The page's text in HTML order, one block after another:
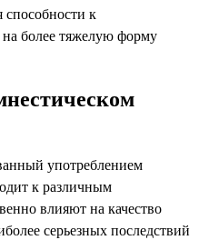
к
более тяжелую форму
употреблением
к различным
влияют на качество
серьезных последствий